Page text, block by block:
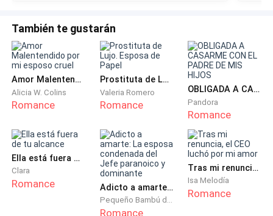
de cómo su boca viaja de mis senos a mi cuello,
llegando hasta mi barbilla, la cual muerde ligeramente
antes de volver a reclamar mis labios.
Mis dedos se enredan en su cabello, sujetándolo
contra mí. Lo beso con una intensidad que no puedo
frenar; me muevo más rápido y escucho cómo sus
jadeos aumentan. Entrelazo mi mano con la suya;
ambos suspiramos ante la carga eléctrica de ese
simple toque que me consume con frenesí. Cada
caricia, cada roce de sus labios, cada beso, es como
una tortura irreal para mí, está conexión es más
También te gustarán
Amor Malentendido por mi esposo cruel
Alicia W. Colins
Romance
Prostituta de Lujo. Esposa de Papel
Valeria Romero
Romance
OBLIGADA A CASARME CON EL PADRE DE MIS HIJOS
Pandora
Romance
Ella está fuera de tu alcance
Clara
Romance Adicto a amarte: La esposa condenada del Jefe paranoico y dominante
Pequeño Bambú de la Familia Gu
Romance
Tras mi renuncia, el CEO luchó por mi amor
Isa Melodía
Romance